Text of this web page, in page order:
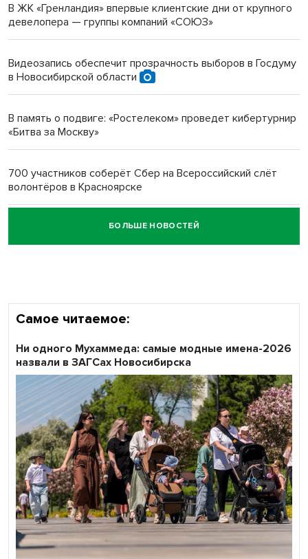
Инвалид получил условный срок за избиение врачей
Новосибирский преподаватель с женой вошли в топ-16
Обновлённое отделение ВТБ открылось в Искитиме
В ЖК «Гренландия» впервые клиентские дни от крупного
девелопера — группы компаний «СОЮЗ»
Видеозапись обеспечит прозрачность выборов в Госдуму
в Новосибирской области
В память о подвиге: «Ростелеком» проведет кибертурнир
«Битва за Москву»
700 участников соберёт Сбер на Всероссийский слёт
волонтёров в Красноярске
Честный выбор: видеонаблюдение обеспечит
объективность результатов ЕДГ в Новосибирской
БОЛЬШЕ НОВОСТЕЙ
Самое читаемое:
Ни одного Мухаммеда: самые модные имена-2026
назвали в ЗАГСах Новосибирска